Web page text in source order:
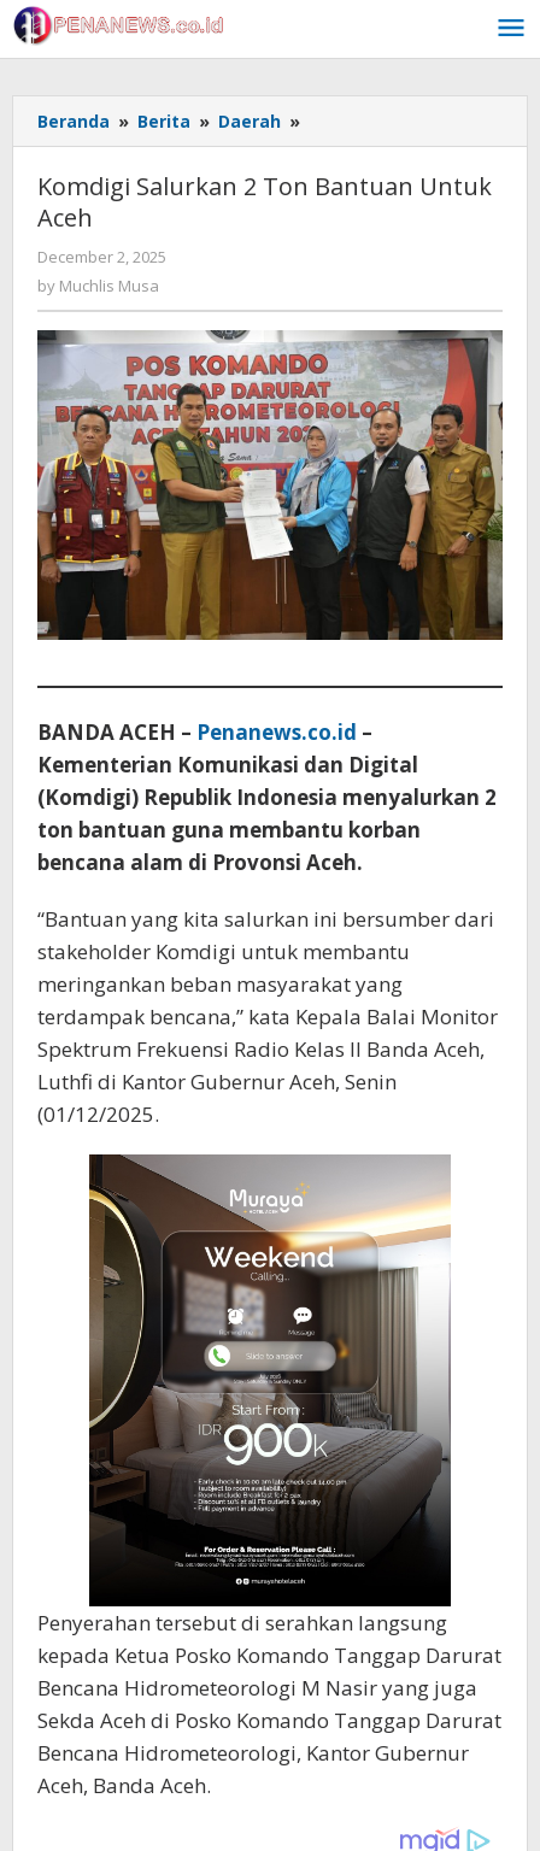
Skip
to
content
Beranda » Berita » Daerah »
Salurkan
Ton
Komdigi Salurkan 2 Ton Bantuan Untuk
Aceh
December 2, 2025
by Muchlis Musa
BANDA ACEH – Penanews.co.id –
Kementerian Komunikasi dan Digital
(Komdigi) Republik Indonesia menyalurkan 2
ton bantuan guna membantu korban
bencana alam di Provonsi Aceh.
“Bantuan yang kita salurkan ini bersumber dari
stakeholder Komdigi untuk membantu
meringankan beban masyarakat yang
terdampak bencana,” kata Kepala Balai Monitor
Spektrum Frekuensi Radio Kelas II Banda Aceh,
Luthfi di Kantor Gubernur Aceh, Senin
(01/12/2025.
Penyerahan tersebut di serahkan langsung
kepada Ketua Posko Komando Tanggap Darurat
Bencana Hidrometeorologi M Nasir yang juga
Sekda Aceh di Posko Komando Tanggap Darurat
Bencana Hidrometeorologi, Kantor Gubernur
Aceh, Banda Aceh.